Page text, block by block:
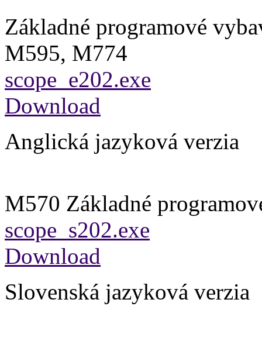
Základné programové
M595, M774
scope_e202.exe
Download
Anglická jazyková verzia
M570 Základné
scope_s202.exe
Download
Slovenská jazyková verzia